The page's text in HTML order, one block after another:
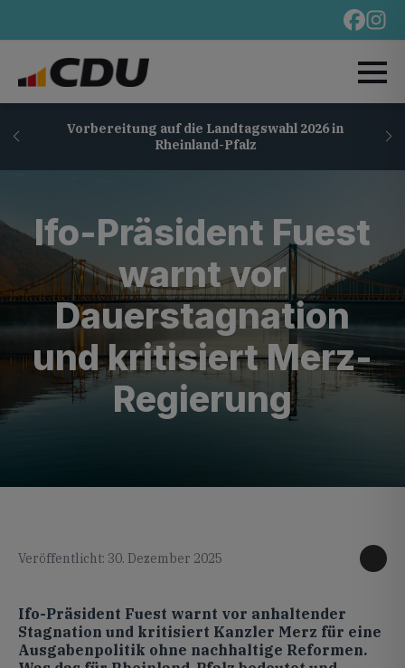
Vorbereitung auf die Landtagswahl 2026 in
Rheinland-Pfalz
Ifo-Präsident Fuest
warnt vor
Dauerstagnation
und kritisiert Merz-
Regierung
Veröffentlicht: 30. Dezember 2025
Ifo-Präsident Fuest warnt vor anhaltender
Stagnation und kritisiert Kanzler Merz für eine
Ausgabenpolitik ohne nachhaltige Reformen.